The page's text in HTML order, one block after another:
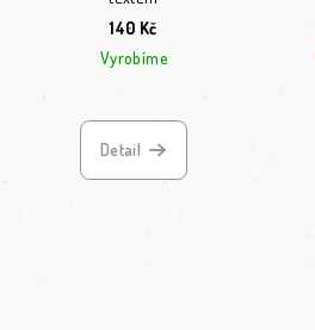
140 Kč
Vyrobíme
Detail